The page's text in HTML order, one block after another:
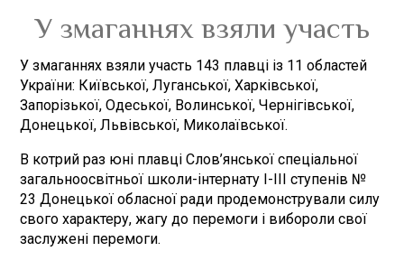
У змаганнях взяли участь
У змаганнях взяли участь 143 плавці із 11 областей
України: Київської, Луганської, Харківської,
Запорізької, Одеської, Волинської, Чернігівської,
Донецької, Львівської, Миколаївської.
В котрий раз юні плавці Слов’янської спеціальної
загальноосвітньої школи-інтернату І-ІІІ ступенів №
23 Донецької обласної ради продемонстрували силу
свого характеру, жагу до перемоги і вибороли свої
заслужені перемоги.